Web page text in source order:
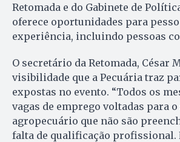
Retomada e do Gabinete de
oferece oportunidades para
experiência, incluindo pessoas
O secretário da Retomada, César
visibilidade que a Pecuária traz
expostas no evento. “Todos os
vagas de emprego voltadas para
agropecuário que não são
falta de qualificação profissional.